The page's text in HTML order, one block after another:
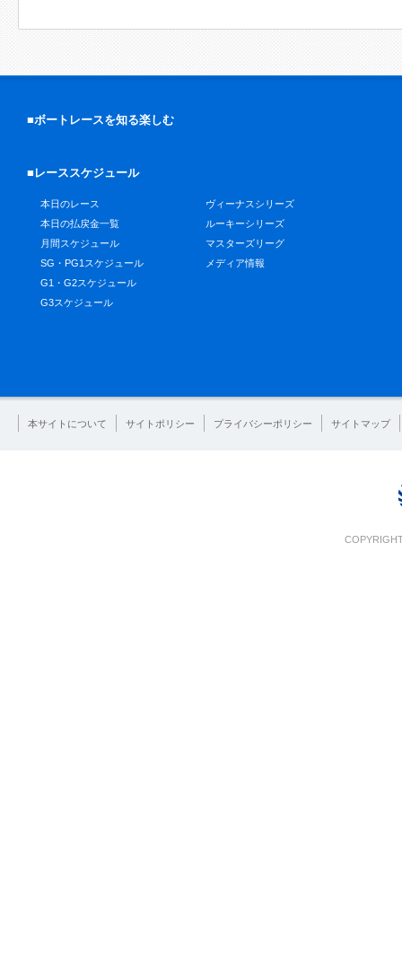
■ボートレースを知る楽しむ
■レーススケジュール
本日のレース
本日の払戻金一覧
月間スケジュール
SG・PG1スケジュール
G1・G2スケジュール
G3スケジュール
ヴィーナスシリーズ
ルーキーシリーズ
マスターズリーグ
メディア情報
本サイトについて サイトポリシー プライバシーポリシー サイトマップ